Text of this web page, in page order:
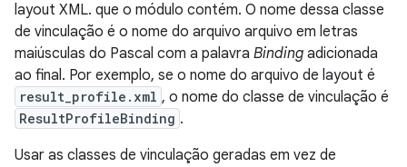
layout XML. que o módulo contém. O nome dessa classe
de vinculação é o nome do arquivo arquivo em letras
maiúsculas do Pascal com a palavra Binding adicionada
ao final. Por exemplo, se o nome do arquivo de layout é
result_profile.xml , o nome do classe de vinculação é
ResultProfileBinding .
Usar as classes de vinculação geradas em vez de